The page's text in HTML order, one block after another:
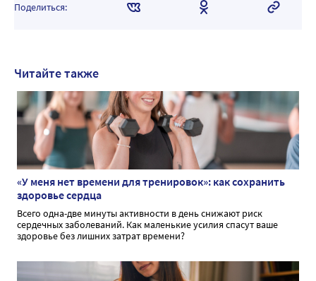
Поделиться:
Читайте также
«У меня нет времени для тренировок»: как сохранить
здоровье сердца
Всего одна-две минуты активности в день снижают риск
сердечных заболеваний. Как маленькие усилия спасут ваше
здоровье без лишних затрат времени?